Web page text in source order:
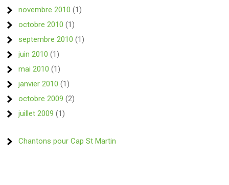
novembre 2010 (1)
octobre 2010 (1)
septembre 2010 (1)
juin 2010 (1)
mai 2010 (1)
janvier 2010 (1)
octobre 2009 (2)
juillet 2009 (1)
Chantons pour Cap St Martin